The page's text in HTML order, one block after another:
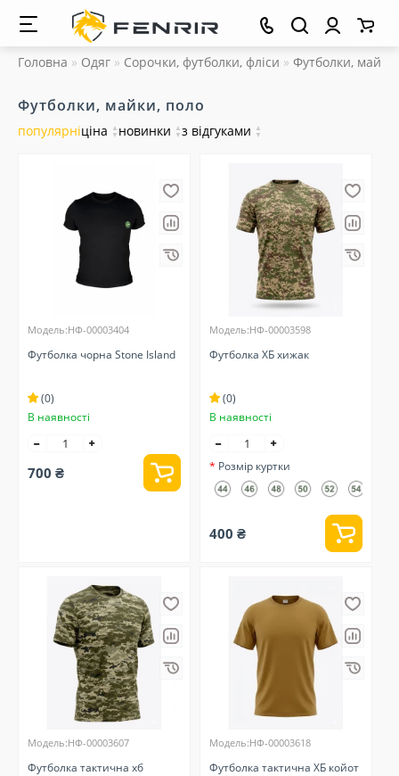
Головна Одяг Сорочки, футболки, фліси Футболки,
Футболки, майки, поло
популярніціна ▲
▼ новинки ▲
▼з відгуками ▲
▼
Модель:НФ-00003404
Футболка чорна Stone Island
(0)
В наявності
700 ₴
Модель:НФ-00003598
Футболка ХБ хижак
(0)
В наявності
Розмір куртки
400 ₴
Модель:НФ-00003607
Футболка тактична хб
Модель:НФ-00003618
Футболка тактична ХБ койот